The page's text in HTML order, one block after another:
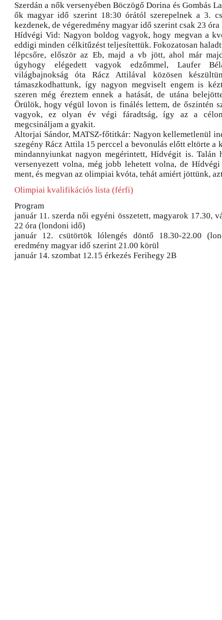
Szerdán a nők versenyében Böczögő Dorina és Gombás
ők magyar idő szerint 18:30 órától szerepelnek a 3.
kezdenek, de végeredmény magyar idő szerint csak 23
Hídvégi Vid: Nagyon boldog vagyok, hogy megvan a
eddigi minden célkitűzést teljesítettük. Fokozatosan
lépcsőre, először az Eb, majd a vb jött, ahol már
úgyhogy elégedett vagyok edzőmmel, Laufer
világbajnokság óta Rácz Attilával közösen
támaszkodhattunk, így nagyon megviselt engem is
szeren még éreztem ennek a hatását, de utána
Örülök, hogy végül lovon is finálés lettem, de őszintén
vagyok, ez olyan év végi fáradtság, így az a
megcsináljam a gyakit.
Altorjai Sándor, MATSZ-főtitkár: Nagyon kellemetlenül
szegény Rácz Attila 15 perccel a bevonulás előtt eltörte a
mindannyiunkat nagyon megérintett, Hídvégit is. Talán
versenyezett volna, még jobb lehetett volna, de
ment, és megvan az olimpiai kvóta, tehát amiért jöttünk,
Olimpiai kvalifikációs lista (férfi)
Program
január 11. szerda női egyéni összetett, magyarok 17.30,
22 óra (londoni idő)
január 12. csütörtök lólengés döntő 18.30-22.00
eredmény magyar idő szerint 21.00 körül
január 14. szombat 12.15 érkezés Ferihegy 2B